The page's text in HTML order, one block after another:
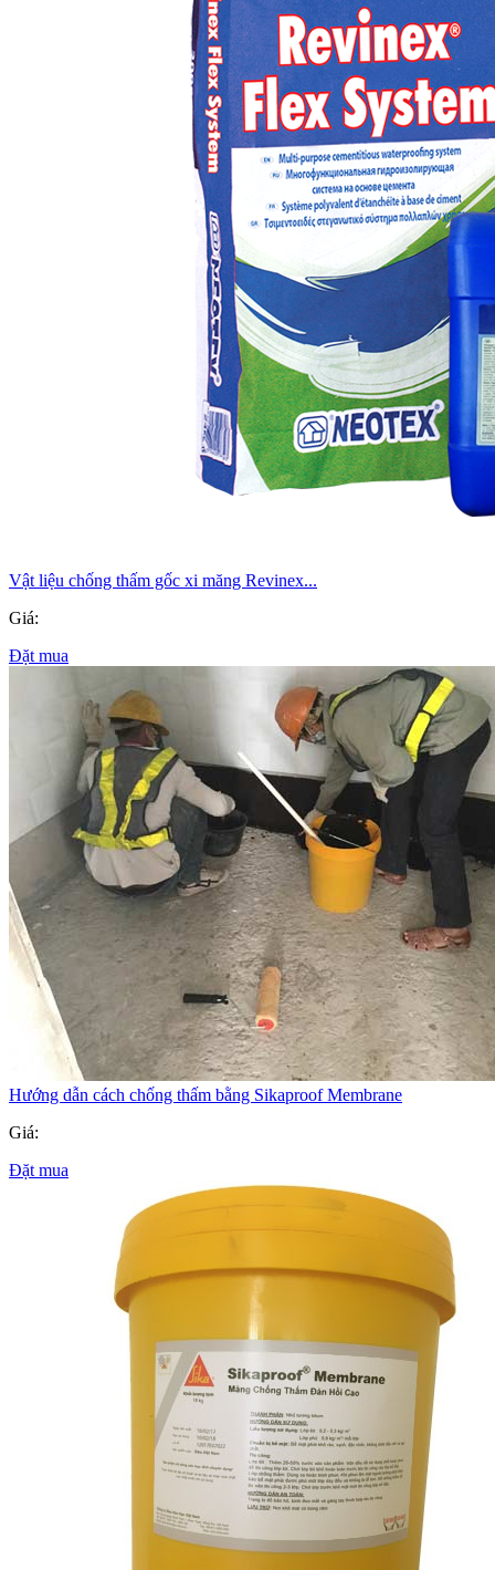
Vật liệu chống thấm gốc xi măng Revinex...
Giá:
Đặt mua
Hướng dẫn cách chống thấm bằng Sikaproof Membrane
Giá:
Đặt mua